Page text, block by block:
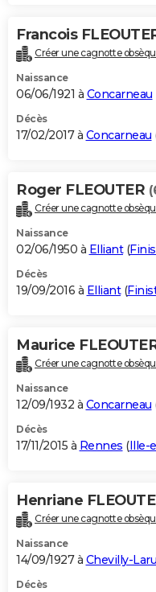
Francois
Créer une cagnotte
Naissance
06/06/1921 à Concarneau
Décès
17/02/2017 à Concarneau
Roger FLEOUTER
Créer une cagnotte
Naissance
02/06/1950 à Elliant(
Décès
19/09/2016 à Elliant(
Maurice
Créer une cagnotte
Naissance
12/09/1932 à Concarneau
Décès
17/11/2015 à Rennes (Ille-
Henriane
Créer une cagnotte
Naissance
14/09/1927 à Chevilly-
Décès